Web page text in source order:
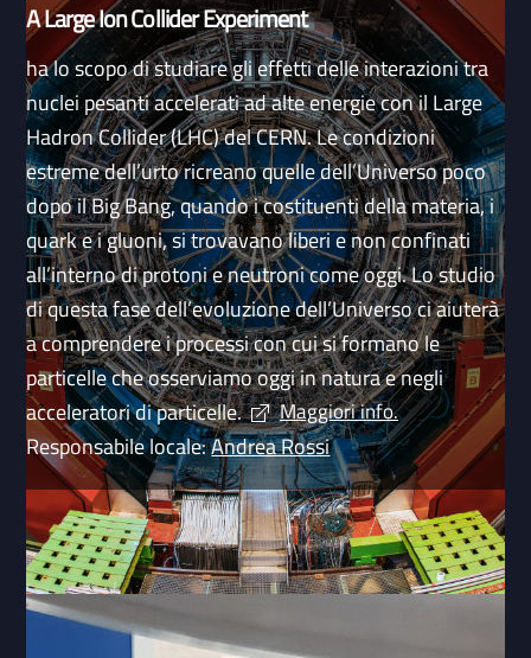
A Large Ion Collider Experiment
ha lo scopo di studiare gli effetti delle interazioni tra
nuclei pesanti accelerati ad alte energie con il Large
Hadron Collider (LHC) del CERN. Le condizioni
estreme dell’urto ricreano quelle dell’Universo poco
dopo il Big Bang, quando i costituenti della materia, i
quark e i gluoni, si trovavano liberi e non confinati
all’interno di protoni e neutroni come oggi. Lo studio
di questa fase dell’evoluzione dell’Universo ci aiuterà
a comprendere i processi con cui si formano le
particelle che osserviamo oggi in natura e negli
acceleratori di particelle.
Maggiori info.
Responsabile locale:Andrea Rossi